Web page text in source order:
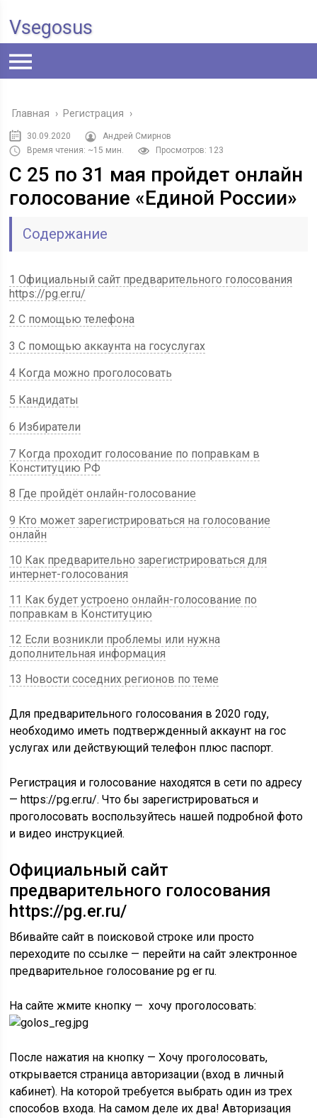
Vsegosus
Главная › Регистрация ›
30.09.2020
Андрей Смирнов
Время чтения: ~15 мин.
Просмотров: 123
С 25 по 31 мая пройдет онлайн
голосование «Единой России»
Содержание
1 Официальный сайт предварительного голосования
https://pg.er.ru/
2 С помощью телефона
3 С помощью аккаунта на госуслугах
4 Когда можно проголосовать
5 Кандидаты
6 Избиратели
7 Когда проходит голосование по поправкам в
Конституцию РФ
8 Где пройдёт онлайн-голосование
9 Кто может зарегистрироваться на голосование
онлайн
10 Как предварительно зарегистрироваться для
интернет-голосования
11 Как будет устроено онлайн-голосование по
поправкам в Конституцию
12 Если возникли проблемы или нужна
дополнительная информация
13 Новости соседних регионов по теме
Для предварительного голосования в 2020 году,
необходимо иметь подтвержденный аккаунт на гос
услугах или действующий телефон плюс паспорт.
Регистрация и голосование находятся в сети по адресу
— https://pg.er.ru/. Что бы зарегистрироваться и
проголосовать воспользуйтесь нашей подробной фото
и видео инструкцией.
Официальный сайт
предварительного голосования
https://pg.er.ru/
Вбивайте сайт в поисковой строке или просто
переходите по ссылке — перейти на сайт электронное
предварительное голосование pg er ru.
На сайте жмите кнопку — хочу проголосовать:
После нажатия на кнопку — Хочу проголосовать,
открывается страница авторизации (вход в личный
кабинет). На которой требуется выбрать один из трех
способов входа. На самом деле их два! Авторизация